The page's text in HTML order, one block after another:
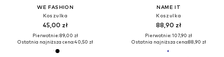
WE FASHION
Koszulka
45,00 zł
Pierwotnie: 89,00 zł
Ostatnia najniższa cena:40,50 zł
NAME IT
Koszulka
88,90 zł
Pierwotnie: 107,90 zł
Ostatnia najniższa cena:88,90 zł